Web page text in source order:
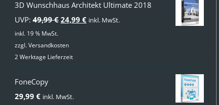
3D Wunschhaus Architekt Ultimate 2018
UVP: 49,99€ Ursprünglicher
war:
24,99 €Aktueller
inkl. MwSt.
inkl. 19 % MwSt.
zzgl.Versandkosten
2 Werktage Lieferzeit
FoneCopy
29,99 € inkl. MwSt.